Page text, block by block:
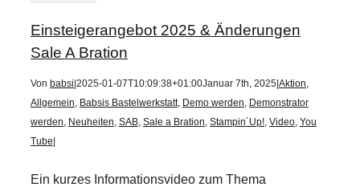
Einsteigerangebot 2025 & Änderungen
Sale A Bration
Von babsi 2025-01-07T10:09:38+01:00Januar 7th, 2025 Aktion,
Allgemein, Babsis Bastelwerkstatt, Demo werden, Demonstrator
werden, Neuheiten, SAB, Sale a Bration, Stampin´Up!, Video, You
Tube
Ein kurzes Informationsvideo zum Thema